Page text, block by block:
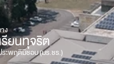
ง
รียนทุจริต
ระพฤติมิชอบ (มร.ชร.)